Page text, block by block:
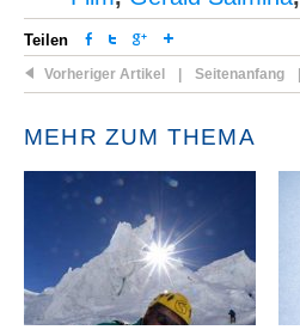
Teilen
Vorheriger Artikel Seitenanfang
MEHR ZUM THEMA